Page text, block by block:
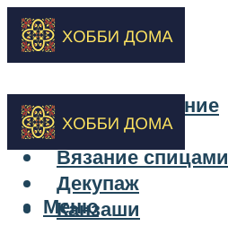
Бисероплетение
Вышивка
Вязание спицами
Декупаж
Канзаши
Меню